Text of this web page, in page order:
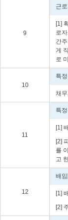
9
근
[1]
로
간
게
로
10
특
채
11
특
[1]
[2]
를
고
12
배
[1]
[2]